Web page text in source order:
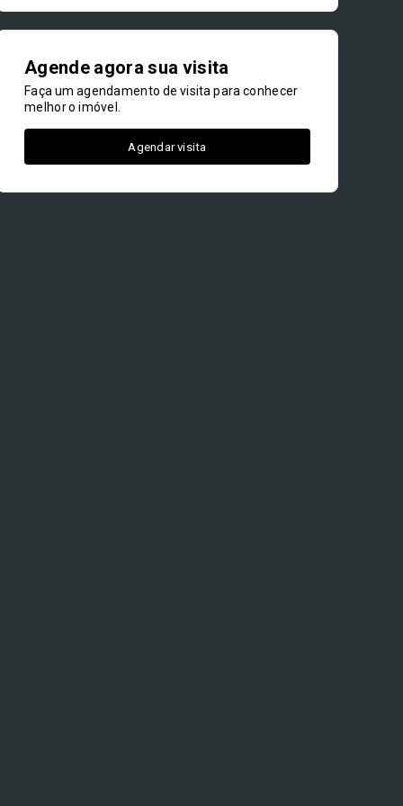
Agende agora sua visita
Faça um agendamento de visita para conhecer
melhor o imóvel.
Agendar visita